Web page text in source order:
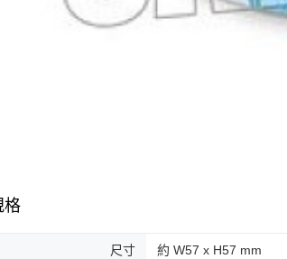
格
尺寸 約 W57 x H57 mm